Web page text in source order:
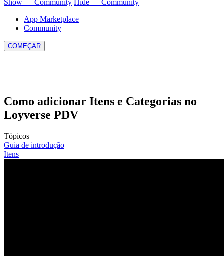
Show — Community Hide — Community
App Marketplace
Community
COMEÇAR
Como adicionar Itens e Categorias no
Loyverse PDV
Tópicos
Guia de introdução
Itens